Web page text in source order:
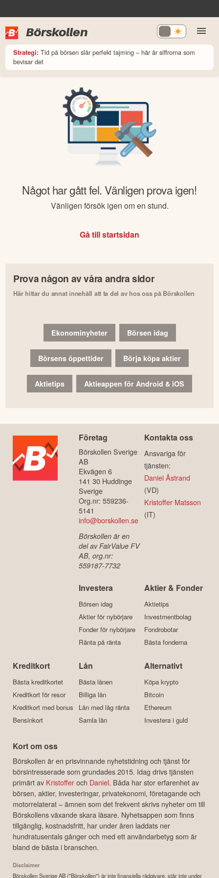
Börskollen
Strategi: Tid på börsen slår perfekt tajming – här är siffrorna som
bevisar det
Något har gått fel. Vänligen prova igen!
Vänligen försök igen om en stund.
Gå till startsidan
Prova någon av våra andra sidor
Här hittar du annat innehåll att ta del av hos oss på Börskollen
Ekonominyheter Börsen idag
Börsens öppettider Börja köpa aktier
Aktietips Aktieappen för Android & iOS
Företag
Börskollen Sverige
AB
Ekvägen 6
141 30 Huddinge
Sverige
Org.nr: 559236-
5141
info@borskollen.se
Börskollen är en
del av FairValue FV
AB, org.nr:
559187-7732
Kontakta oss
Ansvariga för
tjänsten:
Daniel Åstrand
(VD)
Kristoffer Matsson
(IT)
Investera
Börsen idag
Aktier för nybörjare
Fonder för nybörjare
Ränta på ränta
Aktier & Fonder
Aktietips
Investmentbolag
Fondrobotar
Bästa fonderna
Kreditkort
Bästa kreditkortet
Kreditkort för resor
Kreditkort med bonus
Bensinkort
Lån
Bästa lånen
Billiga lån
Lån med låg ränta
Samla lån
Alternativt
Köpa krypto
Bitcoin
Ethereum
Investera i guld
Kort om oss
Börskollen är en prisvinnande nyhetstidning och tjänst för
börsintresserade som grundades 2015. Idag drivs tjänsten
primärt av Kristofferoch Daniel. Båda har stor erfarenhet av
börsen, aktier, investeringar, privatekonomi, företagande och
motorrelaterat – ämnen som det frekvent skrivs nyheter om till
Börskollens växande skara läsare. Nyhetsappen som finns
tillgänglig, kostnadsfritt, har under åren laddats ner
hundratusentals gånger och med ett användarbetyg som är
bland de bästa i branschen.
Disclaimer
Börskollen Sverige AB ("Börskollen") är inte finansiella rådgivare, står inte under